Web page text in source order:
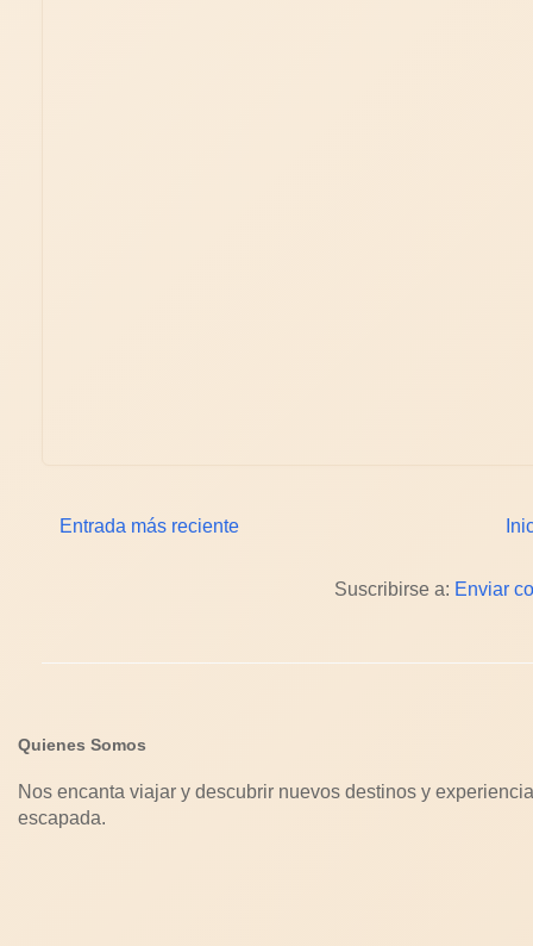
Entrada más reciente
Suscribirse a: Enviar
Quienes Somos
Nos encanta viajar y descubrir nuevos destinos y
escapada.